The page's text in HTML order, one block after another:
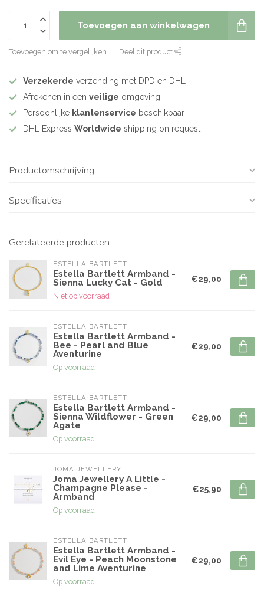
Toevoegen aan winkelwagen
Toevoegen om te vergelijken Deel dit product
Verzekerde verzending met DPD en DHL
Afrekenen in een veilige omgeving
Persoonlijke klantenservice beschikbaar
DHL Express Worldwide shipping on request
Productomschrijving
Specificaties
Gerelateerde producten
ESTELLA BARTLETT
Estella Bartlett Armband -
Sienna Lucky Cat - Gold
Niet op voorraad
€29,00
ESTELLA BARTLETT
Estella Bartlett Armband -
Bee - Pearl and Blue
Aventurine
Op voorraad
€29,00
ESTELLA BARTLETT
Estella Bartlett Armband -
Sienna Wildflower - Green
Agate
Op voorraad
€29,00
JOMA JEWELLERY
Joma Jewellery A Little -
Champagne Please -
Armband
Op voorraad
€25,90
ESTELLA BARTLETT
Estella Bartlett Armband -
Evil Eye - Peach Moonstone
and Lime Aventurine
Op voorraad
€29,00